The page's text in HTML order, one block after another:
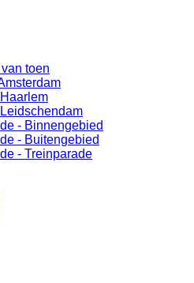
toen
- Binnengebied
- Buitengebied
- Treinparade